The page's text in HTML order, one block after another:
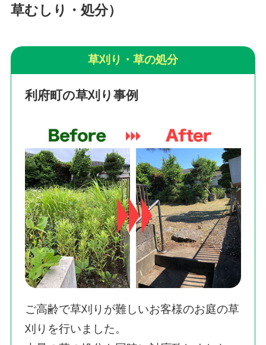
草むしり・処分）
草刈り・草の処分
利府町の草刈り事例
ご高齢で草刈りが難しいお客様のお庭の草
刈りを行いました。